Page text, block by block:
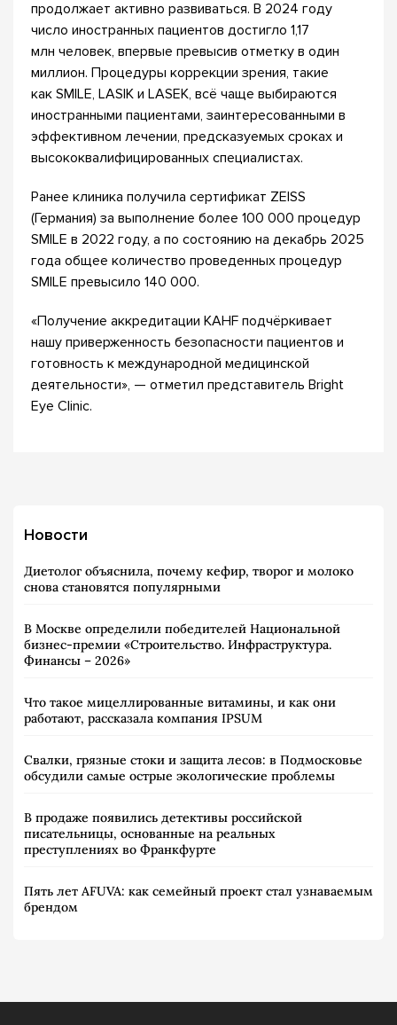
продолжает активно развиваться. В 2024 году
число иностранных пациентов достигло 1,17
млн человек, впервые превысив отметку в один
миллион. Процедуры коррекции зрения, такие
как SMILE, LASIK и LASEK, всё чаще выбираются
иностранными пациентами, заинтересованными в
эффективном лечении, предсказуемых сроках и
высококвалифицированных специалистах.
Ранее клиника получила сертификат ZEISS
(Германия) за выполнение более 100 000 процедур
SMILE в 2022 году, а по состоянию на декабрь 2025
года общее количество проведенных процедур
SMILE превысило 140 000.
«Получение аккредитации KAHF подчёркивает
нашу приверженность безопасности пациентов и
готовность к международной медицинской
деятельности», — отметил представитель Bright
Eye Clinic.
Новости
Диетолог объяснила, почему кефир, творог и молоко
снова становятся популярными
В Москве определили победителей Национальной
бизнес-премии «Строительство. Инфраструктура.
Финансы – 2026»
Что такое мицеллированные витамины, и как они
работают, рассказала компания IPSUM
Свалки, грязные стоки и защита лесов: в Подмосковье
обсудили самые острые экологические проблемы
В продаже появились детективы российской
писательницы, основанные на реальных
преступлениях во Франкфурте
Пять лет AFUVA: как семейный проект стал узнаваемым
брендом